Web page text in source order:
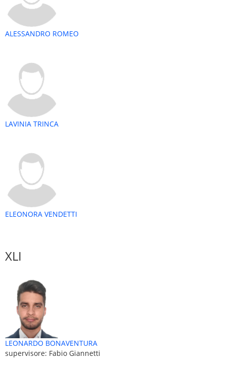
ALESSANDRO ROMEO
LAVINIA TRINCA
ELEONORA VENDETTI
XLI
LEONARDO BONAVENTURA
supervisore: Fabio Giannetti